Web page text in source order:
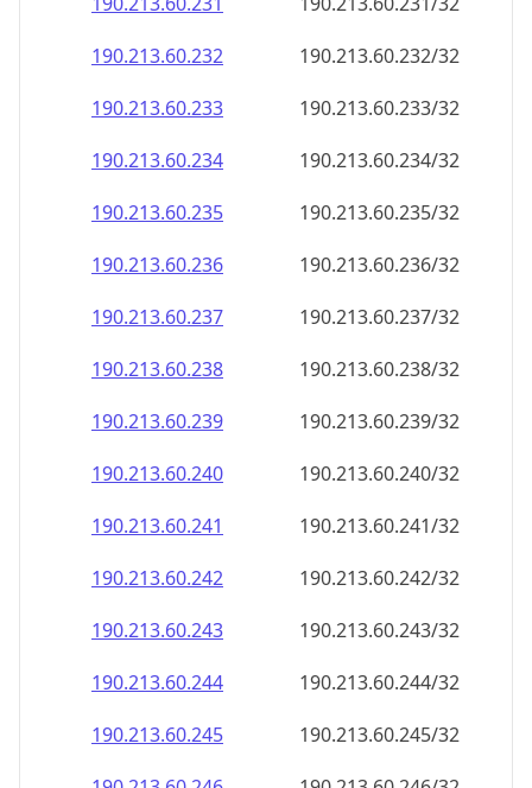
190.213.60.232
190.213.60.232/32
190.213.60.233
190.213.60.233/32
190.213.60.234
190.213.60.234/32
190.213.60.235
190.213.60.235/32
190.213.60.236
190.213.60.236/32
190.213.60.237
190.213.60.237/32
190.213.60.238
190.213.60.238/32
190.213.60.239
190.213.60.239/32
190.213.60.240
190.213.60.240/32
190.213.60.241
190.213.60.241/32
190.213.60.242
190.213.60.242/32
190.213.60.243
190.213.60.243/32
190.213.60.244
190.213.60.244/32
190.213.60.245
190.213.60.245/32
190.213.60.246
190.213.60.246/32